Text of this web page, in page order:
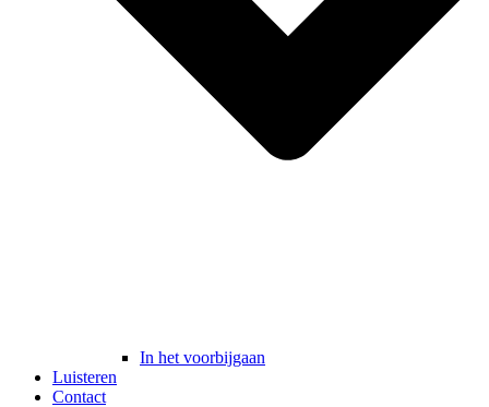
In het voorbijgaan
Luisteren
Contact